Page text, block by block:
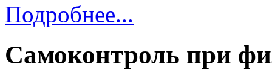
Подробнее...
Самоконтроль при